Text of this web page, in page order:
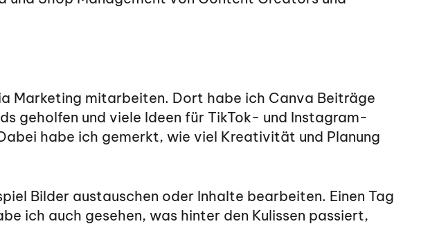
Marketing mitarbeiten. Dort habe ich Canva Beiträge
geholfen und viele Ideen für TikTok- und Instagram-
habe ich gemerkt, wie viel Kreativität und Planung
Bilder austauschen oder Inhalte bearbeiten. Einen Tag
ich auch gesehen, was hinter den Kulissen passiert,